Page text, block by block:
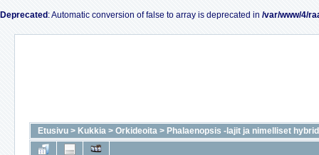
Deprecated : Automatic conversion of false to array is deprecated in /var/www/4/
Etusivu > Kukkia > Orkideoita > Phalaenopsis -lajit ja nimelliset